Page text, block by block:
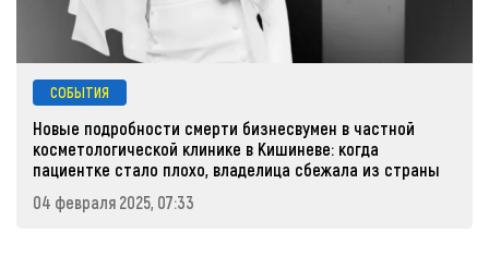
СОБЫТИЯ
Новые подробности смерти бизнесвумен в частной
косметологической клинике в Кишиневе: когда
пациентке стало плохо, владелица сбежала из страны
04 февраля 2025, 07:33